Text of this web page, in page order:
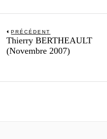
Navigation
de
l’article
PRÉCÉDENT
Previous
post:
Thierry BERTHEAULT
(Novembre 2007)